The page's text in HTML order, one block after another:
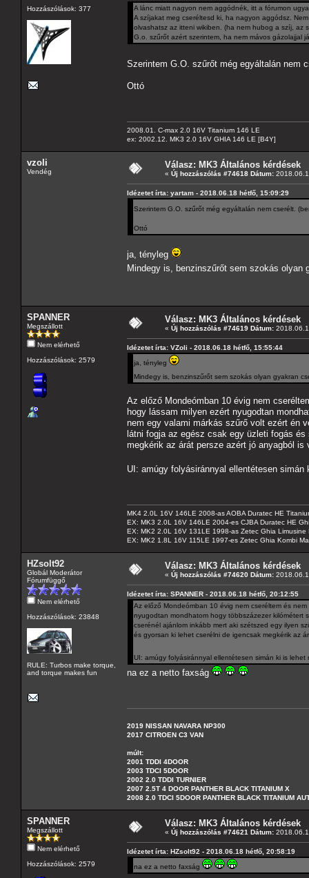
Hozzászólások: 377
A lánc miatt nagyon nem aggódnék, itt a fórumon
A szíjakat meg cseréltesd ki, ha nagyon aggódsz.
olvashatsz az itteni wikiben. (ha nem hubog a szíj, az
G.o. szűrőt azért szerintem, ha nem mávos gázolajjal
Szerintem G.O. szűrőt még egyáltalán nem
Ottó
2008.01. C-max 2.0 16V Titanium 146 LE
ex: 2002.12. MK3 2.0 16V GHIA 146 LE [B4Y]
vzoli
Vendég
Válasz: MK3 Általános kérdések
« Új hozzászólás #74618 Dátum:
Idézetet írta: yartam - 2018.06.18 hétfő, 15:09:29
Szerintem G.O. szűrőt még egyáltalán nem cserélt.
Ottó
ja, tényleg
Mindegy is, benzinszűrőt sem szokás olyan
SPANNER
Megszállott
Nem elérhető
Hozzászólások: 2579
Válasz: MK3 Általános kérdések
« Új hozzászólás #74619 Dátum:
Idézetet írta: VZoli - 2018.06.18 hétfő, 15:55:44
ja, tényleg
Mindegy is, benzinszűrőt sem szokás olyan gyakran
Az előző Mondeómban 10 évig nem
hogy lássam milyen ezért nyugodtan
nem egy valami márkás szűrő volt ezért én
látni fogja az egész csak egy üzleti fogás
megkérik az árát persze azért jó anyagból is
UI: amúgy folyásiránnyal ellentétesen
MK4 2.0L 16V 146LE 2008-as AOBA Duratec HE
EX: MK3 2.0L 16V 146LE 2004-es CJBA Duratec HE
EX: MK2 2.0L 16V 131LE 1998-as Zetec Ghia Limusine
EX: MK2 1.8L 16V 115LE 1997-es Zetec Ghia Kombi
HZsolt92
Globál Moderátor
Fórumfüggő
Nem elérhető
Hozzászólások: 23848
RULE: Turbos make torque,
and torque makes fun
Válasz: MK3 Általános kérdések
« Új hozzászólás #74620 Dátum:
Idézetet írta: SPANNER - 2018.06.18 hétfő, 20:12:55
Az előző Mondeómban 10 évig nem cseréltem és
nyugodtan mondhatom hogy többszázezer kilómétert
cserénél ajánlom inkább mert aki szétszed egy ilyen
és gyorsan ki lehet cserélni de igencsak megkérik az
UI: amúgy folyásiránnyal ellentétesen simán ki is
na ez a netto faxság
2019 NISSAN NAVARA NP300
2017 CITROEN C3 VAN
múlt:
2001 TDDI 4DOOR
2003 TDCI 5DOOR
2002 2.0 TDDI TURNIER
2007 2.5T 4 DOOR PANTHER BLACK TITANIUM X
2008 2.0 TDCI 5DOOR PANTHER BLACK TITANIUM
SPANNER
Megszállott
Nem elérhető
Hozzászólások: 2579
Válasz: MK3 Általános kérdések
« Új hozzászólás #74621 Dátum:
Idézetet írta: HZsolt92 - 2018.06.18 hétfő, 20:58:19
na ez a netto faxság